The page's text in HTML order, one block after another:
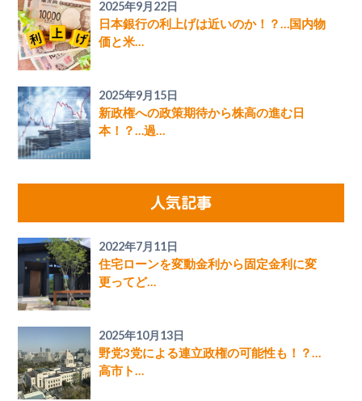
2025年9月22日
日本銀行の利上げは近いのか！？…国内物
価と米…
2025年9月15日
新政権への政策期待から株高の進む日
本！？…過…
人気記事
2022年7月11日
住宅ローンを変動金利から固定金利に変
更ってど…
2025年10月13日
野党3党による連立政権の可能性も！？…
高市ト…